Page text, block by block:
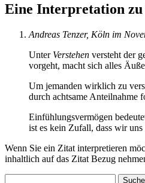
Eine Interpretation zu
Andreas Tenzer, Köln im
Unter Verstehen versteht der
vorgeht, macht sich alles
Um jemanden wirklich zu
durch achtsame Anteilnahme
Einfühlungsvermögen
ist es kein Zufall, dass wir uns
Wenn Sie ein Zitat interpretieren
inhaltlich auf das Zitat Bezug